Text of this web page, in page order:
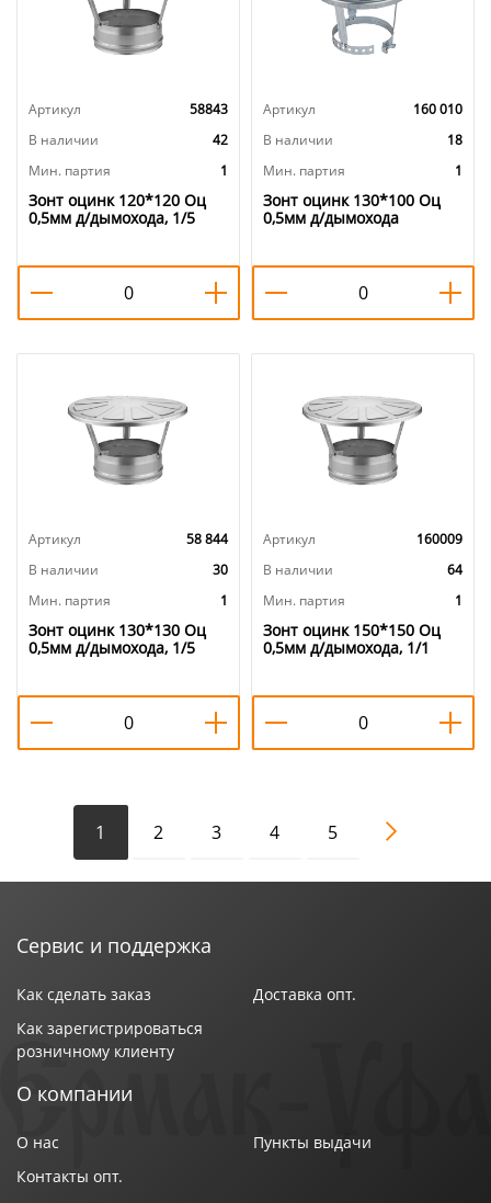
Артикул
58843
В наличии
42
Мин. партия
1
Зонт оцинк 120*120 Оц
0,5мм д/дымохода, 1/5
Артикул
160 010
В наличии
18
Мин. партия
1
Зонт оцинк 130*100 Оц
0,5мм д/дымохода
Артикул
58 844
В наличии
30
Мин. партия
1
Зонт оцинк 130*130 Оц
0,5мм д/дымохода, 1/5
Артикул
160009
В наличии
64
Мин. партия
1
Зонт оцинк 150*150 Оц
0,5мм д/дымохода, 1/1
1 2 3 4 5
Сервис и поддержка
Как сделать заказ
Как зарегистрироваться
розничному клиенту
Доставка опт.
О компании
О нас
Контакты опт.
Пункты выдачи